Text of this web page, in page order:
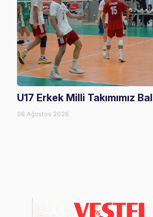
U17 Erkek Milli Takımımız
08 Ağustos 2026